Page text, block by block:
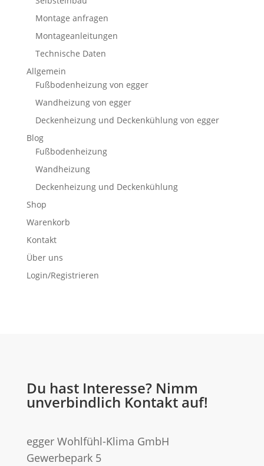
Montage anfragen
Montageanleitungen
Technische Daten
Allgemein
Fußbodenheizung von egger
Wandheizung von egger
Deckenheizung und Deckenkühlung von egger
Blog
Fußbodenheizung
Wandheizung
Deckenheizung und Deckenkühlung
Shop
Warenkorb
Kontakt
Über uns
Login/Registrieren
Du hast Interesse? Nimm
unverbindlich Kontakt auf!
egger Wohlfühl-Klima GmbH
Gewerbepark 5